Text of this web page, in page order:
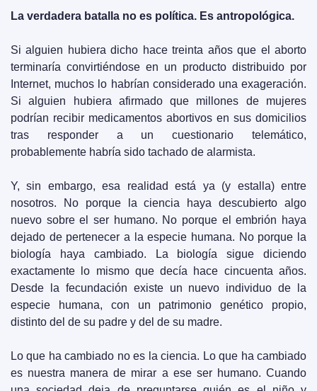
La verdadera batalla no es política. Es antropológica.
Si alguien hubiera dicho hace treinta años que el aborto
terminaría convirtiéndose en un producto distribuido por
Internet, muchos lo habrían considerado una exageración.
Si alguien hubiera afirmado que millones de mujeres
podrían recibir medicamentos abortivos en sus domicilios
tras responder a un cuestionario telemático,
probablemente habría sido tachado de alarmista.
Y, sin embargo, esa realidad está ya (y estalla) entre
nosotros. No porque la ciencia haya descubierto algo
nuevo sobre el ser humano. No porque el embrión haya
dejado de pertenecer a la especie humana. No porque la
biología haya cambiado. La biología sigue diciendo
exactamente lo mismo que decía hace cincuenta años.
Desde la fecundación existe un nuevo individuo de la
especie humana, con un patrimonio genético propio,
distinto del de su padre y del de su madre.
Lo que ha cambiado no es la ciencia. Lo que ha cambiado
es nuestra manera de mirar a ese ser humano. Cuando